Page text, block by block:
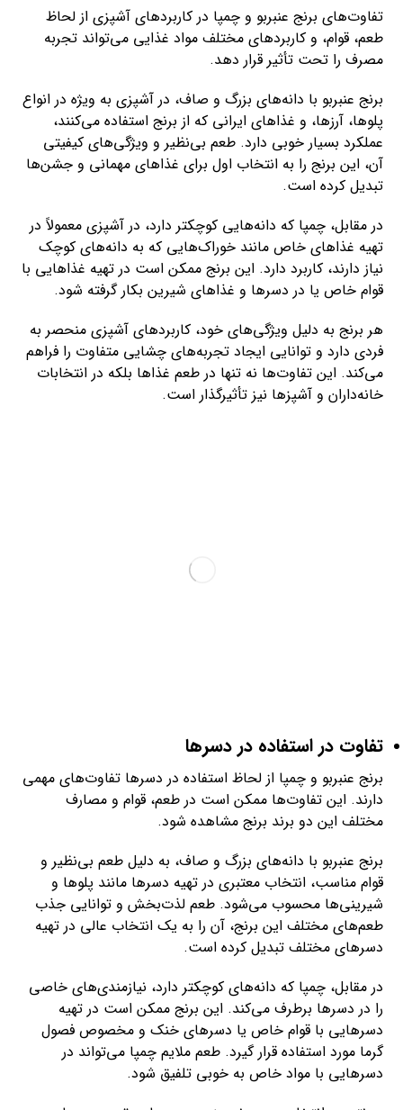
تفاوت‌های برنج عنبربو و چمپا در کاربردهای آشپزی از لحاظ
طعم، قوام، و کاربردهای مختلف مواد غذایی می‌تواند تجربه
مصرف را تحت تأثیر قرار دهد.
برنج عنبربو با دانه‌های بزرگ و صاف، در آشپزی به ویژه در انواع
پلوها، آرزها، و غذاهای ایرانی که از برنج استفاده می‌کنند،
عملکرد بسیار خوبی دارد. طعم بی‌نظیر و ویژگی‌های کیفیتی
آن، این برنج را به انتخاب اول برای غذاهای مهمانی و جشن‌ها
تبدیل کرده است.
در مقابل، چمپا که دانه‌هایی کوچکتر دارد، در آشپزی معمولاً در
تهیه غذاهای خاص مانند خوراک‌هایی که به دانه‌های کوچک
نیاز دارند، کاربرد دارد. این برنج ممکن است در تهیه غذاهایی با
قوام خاص یا در دسرها و غذاهای شیرین بکار گرفته شود.
هر برنج به دلیل ویژگی‌های خود، کاربردهای آشپزی منحصر به
فردی دارد و توانایی ایجاد تجربه‌های چشایی متفاوت را فراهم
می‌کند. این تفاوت‌ها نه تنها در طعم غذاها بلکه در انتخابات
خانه‌داران و آشپزها نیز تأثیرگذار است.
تفاوت در استفاده در دسرها
برنج عنبربو و چمپا از لحاظ استفاده در دسرها تفاوت‌های مهمی
دارند. این تفاوت‌ها ممکن است در طعم، قوام و مصارف
مختلف این دو برند برنج مشاهده شود.
برنج عنبربو با دانه‌های بزرگ و صاف، به دلیل طعم بی‌نظیر و
قوام مناسب، انتخاب معتبری در تهیه دسرها مانند پلوها و
شیرینی‌ها محسوب می‌شود. طعم لذت‌بخش و توانایی جذب
طعم‌های مختلف این برنج، آن را به یک انتخاب عالی در تهیه
دسرهای مختلف تبدیل کرده است.
در مقابل، چمپا که دانه‌های کوچکتر دارد، نیازمندی‌های خاصی
را در دسرها برطرف می‌کند. این برنج ممکن است در تهیه
دسرهایی با قوام خاص یا دسرهای خنک و مخصوص فصول
گرما مورد استفاده قرار گیرد. طعم ملایم چمپا می‌تواند در
دسرهایی با مواد خاص به خوبی تلفیق شود.